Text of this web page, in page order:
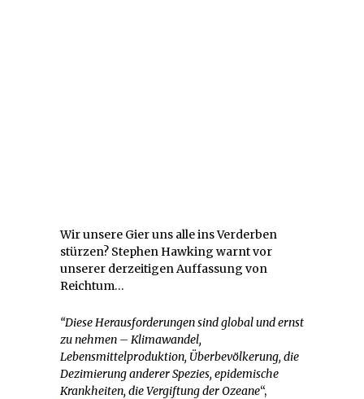
Wir unsere Gier uns alle ins Verderben
stürzen? Stephen Hawking warnt vor
unserer derzeitigen Auffassung von
Reichtum…
“Diese Herausforderungen sind global und ernst
zu nehmen – Klimawandel,
Lebensmittelproduktion, Überbevölkerung, die
Dezimierung anderer Spezies, epidemische
Krankheiten, die Vergiftung der Ozeane“,